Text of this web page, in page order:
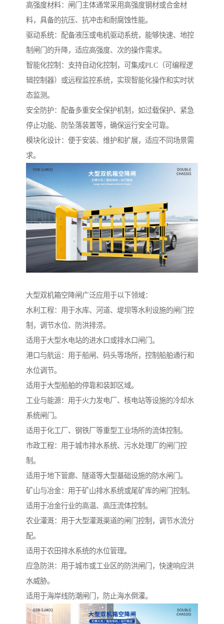
高强度材料：闸门主体通常采用高强度钢材或合金材
料，具备的抗压、抗冲击和耐腐蚀性能。
驱动系统：配备液压或电机驱动系统，能够快速、地控
制闸门的升降，适应高强度、次的操作需求。
智能化控制：支持自动化控制，可集成PLC（可编程逻
辑控制器）或远程监控系统，实现智能化操作和实时状
态监测。
安全防护：配备多重安全保护机制，如过载保护、紧急
停止功能、防坠落装置等，确保运行安全可靠。
模块化设计：便于安装、维护和扩展，适应不同场景需
求。
大型双机箱空降闸广泛应用于以下领域：
水利工程：用于水库、河道、堤坝等水利设施的闸门控
制，调节水位、防洪排涝。
适用于大型水电站的进水口或排水口闸门。
港口与航运：用于船闸、码头等场所，控制船舶通行和
水位调节。
适用于大型船舶的停靠和装卸区域。
工业与能源：用于火力发电厂、核电站等设施的冷却水
系统闸门。
适用于化工厂、钢铁厂等重型工业场所的流体控制。
市政工程：用于城市排水系统、污水处理厂的闸门控
制。
适用于地下管廊、隧道等大型基础设施的防水闸门。
矿山与冶金：用于矿山排水系统或尾矿库的闸门控制。
适用于冶金行业的高温、高压流体控制。
农业灌溉：用于大型灌溉渠道的闸门控制，调节水流分
配。
适用于农田排水系统的水位管理。
应急防洪：用于城市或工业区的防洪闸门，快速响应洪
水威胁。
适用于海岸线防潮闸门，防止海水倒灌。